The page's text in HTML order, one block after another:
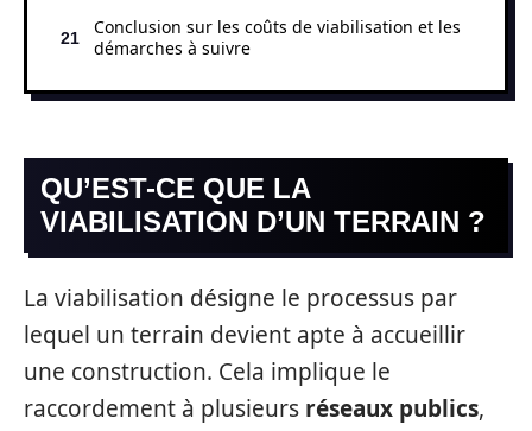
Conclusion sur les coûts de viabilisation et les
démarches à suivre
QU’EST-CE QUE LA
VIABILISATION D’UN TERRAIN ?
La viabilisation désigne le processus par
lequel un terrain devient apte à accueillir
une construction. Cela implique le
raccordement à plusieurs réseaux publics,